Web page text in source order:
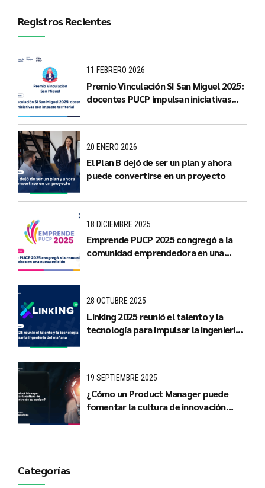
Registros Recientes
11 FEBRERO 2026
Premio Vinculación SI San Miguel 2025:
docentes PUCP impulsan iniciativas
20 ENERO 2026
El Plan B dejó de ser un plan y ahora
puede convertirse en un proyecto
18 DICIEMBRE 2025
Emprende PUCP 2025 congregó a la
comunidad emprendedora en una
28 OCTUBRE 2025
Linking 2025 reunió el talento y la
tecnología para impulsar la ingeniería
19 SEPTIEMBRE 2025
¿Cómo un Product Manager puede
fomentar la cultura de innovación
Categorías